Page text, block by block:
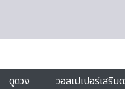
ดูดวง วอลเปเปอร์เสริม